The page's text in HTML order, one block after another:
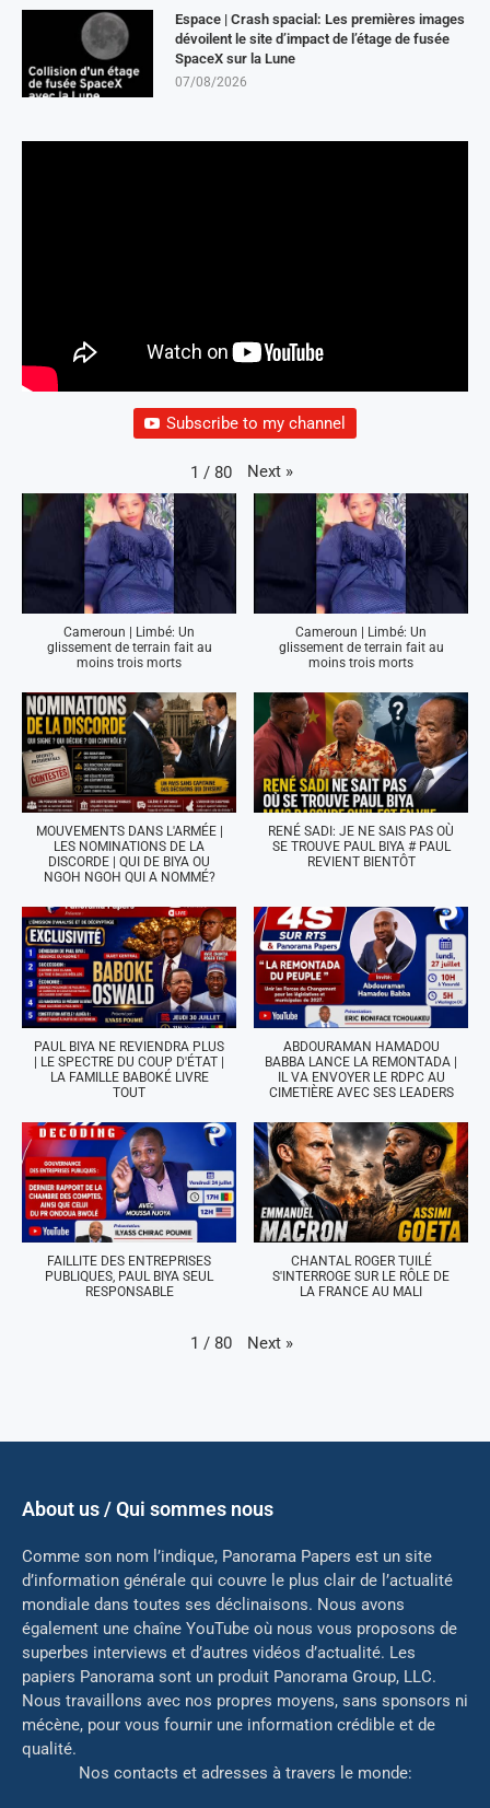
Espace | Crash spacial: Les premières images
dévoilent le site d’impact de l’étage de fusée
SpaceX sur la Lune
07/08/2026
Subscribe to my channel
1 / 80 Next »
Cameroun | Limbé: Un
glissement de terrain fait au
moins trois morts
Cameroun | Limbé: Un
glissement de terrain fait au
moins trois morts
MOUVEMENTS DANS L'ARMÉE |
LES NOMINATIONS DE LA
DISCORDE | QUI DE BIYA OU
NGOH NGOH QUI A NOMMÉ?
RENÉ SADI: JE NE SAIS PAS OÙ
SE TROUVE PAUL BIYA # PAUL
REVIENT BIENTÔT
PAUL BIYA NE REVIENDRA PLUS
| LE SPECTRE DU COUP D'ÉTAT |
LA FAMILLE BABOKÉ LIVRE
TOUT
ABDOURAMAN HAMADOU
BABBA LANCE LA REMONTADA |
IL VA ENVOYER LE RDPC AU
CIMETIÈRE AVEC SES LEADERS
FAILLITE DES ENTREPRISES
PUBLIQUES, PAUL BIYA SEUL
RESPONSABLE
CHANTAL ROGER TUILÉ
S'INTERROGE SUR LE RÔLE DE
LA FRANCE AU MALI
1 / 80 Next »
About us / Qui sommes nous
Comme son nom l’indique, Panorama Papers est un site
d’information générale qui couvre le plus clair de l’actualité
mondiale dans toutes ses déclinaisons. Nous avons
également une chaîne YouTube où nous vous proposons de
superbes interviews et d’autres vidéos d’actualité. Les
papiers Panorama sont un produit Panorama Group, LLC.
Nous travaillons avec nos propres moyens, sans sponsors ni
mécène, pour vous fournir une information crédible et de
qualité.
Nos contacts et adresses à travers le monde: